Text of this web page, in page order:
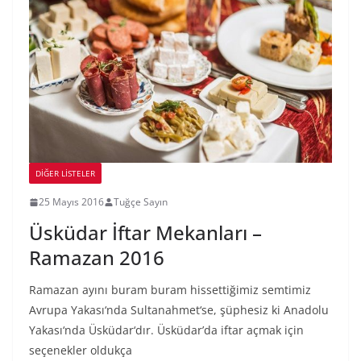
DIĞER LISTELER
25 Mayıs 2016 Tuğçe Sayın
Üsküdar İftar Mekanları –
Ramazan 2016
Ramazan ayını buram buram hissettiğimiz semtimiz
Avrupa Yakası‘nda Sultanahmet‘se, şüphesiz ki Anadolu
Yakası‘nda Üsküdar‘dır. Üsküdar’da iftar açmak için
seçenekler oldukça